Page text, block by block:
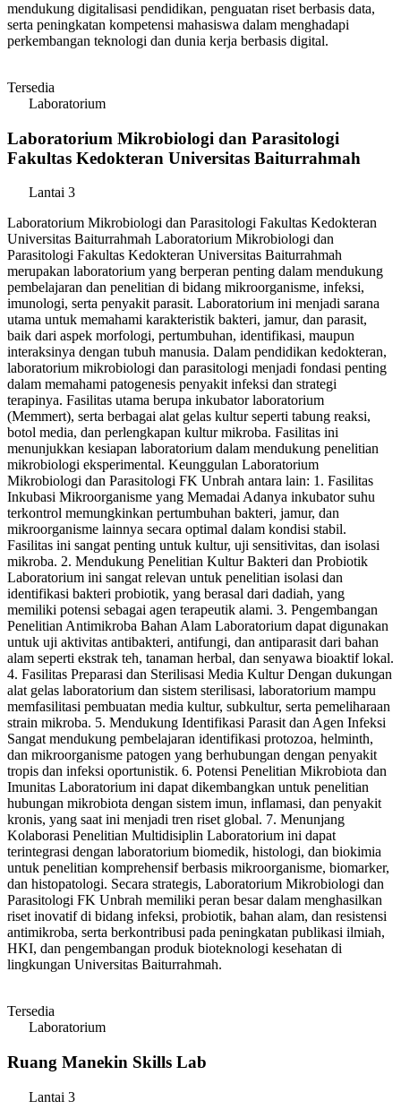
mendukung digitalisasi pendidikan, penguatan riset berbasis data,
serta peningkatan kompetensi mahasiswa dalam menghadapi
perkembangan teknologi dan dunia kerja berbasis digital.
Tersedia
Laboratorium
Laboratorium Mikrobiologi dan Parasitologi
Fakultas Kedokteran Universitas Baiturrahmah
Lantai 3
Laboratorium Mikrobiologi dan Parasitologi Fakultas Kedokteran
Universitas Baiturrahmah Laboratorium Mikrobiologi dan
Parasitologi Fakultas Kedokteran Universitas Baiturrahmah
merupakan laboratorium yang berperan penting dalam mendukung
pembelajaran dan penelitian di bidang mikroorganisme, infeksi,
imunologi, serta penyakit parasit. Laboratorium ini menjadi sarana
utama untuk memahami karakteristik bakteri, jamur, dan parasit,
baik dari aspek morfologi, pertumbuhan, identifikasi, maupun
interaksinya dengan tubuh manusia. Dalam pendidikan kedokteran,
laboratorium mikrobiologi dan parasitologi menjadi fondasi penting
dalam memahami patogenesis penyakit infeksi dan strategi
terapinya. Fasilitas utama berupa inkubator laboratorium
(Memmert), serta berbagai alat gelas kultur seperti tabung reaksi,
botol media, dan perlengkapan kultur mikroba. Fasilitas ini
menunjukkan kesiapan laboratorium dalam mendukung penelitian
mikrobiologi eksperimental. Keunggulan Laboratorium
Mikrobiologi dan Parasitologi FK Unbrah antara lain: 1. Fasilitas
Inkubasi Mikroorganisme yang Memadai Adanya inkubator suhu
terkontrol memungkinkan pertumbuhan bakteri, jamur, dan
mikroorganisme lainnya secara optimal dalam kondisi stabil.
Fasilitas ini sangat penting untuk kultur, uji sensitivitas, dan isolasi
mikroba. 2. Mendukung Penelitian Kultur Bakteri dan Probiotik
Laboratorium ini sangat relevan untuk penelitian isolasi dan
identifikasi bakteri probiotik, yang berasal dari dadiah, yang
memiliki potensi sebagai agen terapeutik alami. 3. Pengembangan
Penelitian Antimikroba Bahan Alam Laboratorium dapat digunakan
untuk uji aktivitas antibakteri, antifungi, dan antiparasit dari bahan
alam seperti ekstrak teh, tanaman herbal, dan senyawa bioaktif lokal.
4. Fasilitas Preparasi dan Sterilisasi Media Kultur Dengan dukungan
alat gelas laboratorium dan sistem sterilisasi, laboratorium mampu
memfasilitasi pembuatan media kultur, subkultur, serta pemeliharaan
strain mikroba. 5. Mendukung Identifikasi Parasit dan Agen Infeksi
Sangat mendukung pembelajaran identifikasi protozoa, helminth,
dan mikroorganisme patogen yang berhubungan dengan penyakit
tropis dan infeksi oportunistik. 6. Potensi Penelitian Mikrobiota dan
Imunitas Laboratorium ini dapat dikembangkan untuk penelitian
hubungan mikrobiota dengan sistem imun, inflamasi, dan penyakit
kronis, yang saat ini menjadi tren riset global. 7. Menunjang
Kolaborasi Penelitian Multidisiplin Laboratorium ini dapat
terintegrasi dengan laboratorium biomedik, histologi, dan biokimia
untuk penelitian komprehensif berbasis mikroorganisme, biomarker,
dan histopatologi. Secara strategis, Laboratorium Mikrobiologi dan
Parasitologi FK Unbrah memiliki peran besar dalam menghasilkan
riset inovatif di bidang infeksi, probiotik, bahan alam, dan resistensi
antimikroba, serta berkontribusi pada peningkatan publikasi ilmiah,
HKI, dan pengembangan produk bioteknologi kesehatan di
lingkungan Universitas Baiturrahmah.
Tersedia
Laboratorium
Ruang Manekin Skills Lab
Lantai 3